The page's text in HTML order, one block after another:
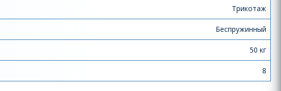
Трикотаж
Беспружинный
50 кг
8